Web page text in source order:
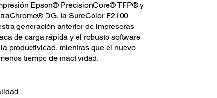
Epson® PrecisionCore® TFP® y
DG, la SureColor F2100
generación anterior de impresoras
de carga rápida y el robusto software
productividad, mientras que el nuevo
tiempo de inactividad.